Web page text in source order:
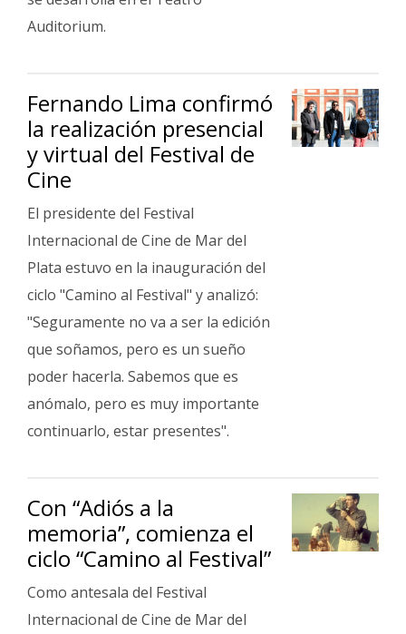
Auditorium.
Fernando Lima confirmó
la realización presencial
y virtual del Festival de
Cine
El presidente del Festival
Internacional de Cine de Mar del
Plata estuvo en la inauguración del
ciclo "Camino al Festival" y analizó:
"Seguramente no va a ser la edición
que soñamos, pero es un sueño
poder hacerla. Sabemos que es
anómalo, pero es muy importante
continuarlo, estar presentes".
Con “Adiós a la
memoria”, comienza el
ciclo “Camino al Festival”
Como antesala del Festival
Internacional de Cine de Mar del